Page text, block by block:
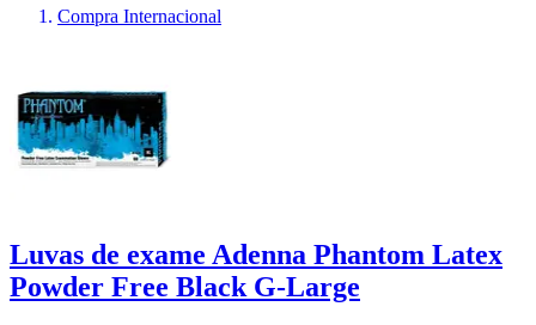
Compra Internacional
Luvas de exame Adenna Phantom Latex
Powder Free Black G-Large